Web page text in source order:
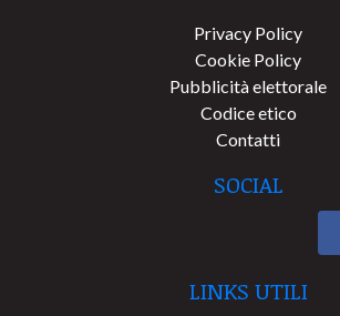
Privacy Policy
Cookie Policy
Pubblicità elettorale
Codice etico
Contatti
SOCIAL
LINKS UTILI